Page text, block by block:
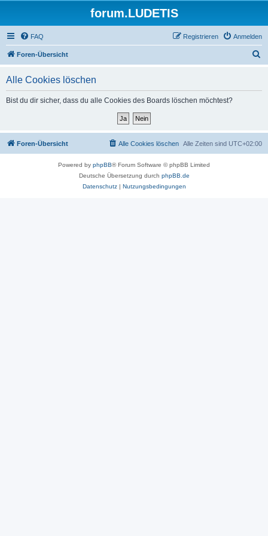
forum.LUDETIS
FAQ Anmelden
Registrieren
Foren-Übersicht
Alle Cookies löschen
Bist du dir sicher, dass du alle Cookies des Boards löschen möchtest?
Foren-Übersicht Alle Zeiten sind UTC+02:00
Alle Cookies löschen
Powered by phpBB® Forum Software © phpBB Limited
Deutsche Übersetzung durch phpBB.de
Datenschutz| Nutzungsbedingungen